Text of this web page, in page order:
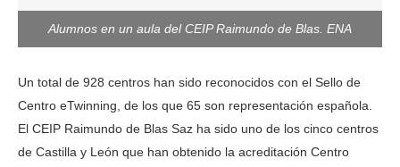
Alumnos en un aula del CEIP Raimundo de Blas. ENA
Un total de 928 centros han sido reconocidos con el Sello de
Centro eTwinning, de los que 65 son representación española.
El CEIP Raimundo de Blas Saz ha sido uno de los cinco centros
de Castilla y León que han obtenido la acreditación Centro